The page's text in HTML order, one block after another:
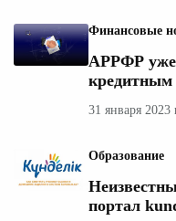
Финансовые
АРРФР
31 января 2023
Образование
портал